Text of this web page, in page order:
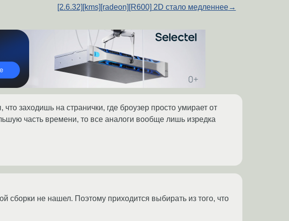
[2.6.32][kms][radeon][R600] 2D стало медленнее→
заходишь на странички, где броузер просто умирает от
часть времени, то все аналоги вообще лишь изредка
сборки не нашел. Поэтому приходится выбирать из того, что